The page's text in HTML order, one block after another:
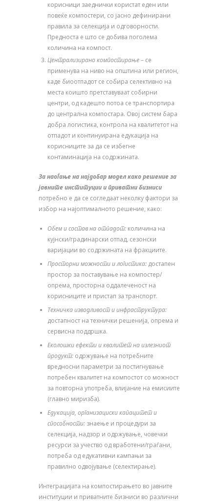
корисници заеднички користат еден или
повеќе компостери, со јасно дефинирани
правила за селекција и одговорности.
Предноста е што се добива поголема
количина на компост.
Централизирано компостирање– се
применува на ниво на општина или регион,
каде биоотпадот се собира селективно на
места коишто претставуваат собирни
центри, од кадешто потоа се транспортира
до централна компостара. Овој систем бара
добра логистика, контрола на квалитетот на
отпадот и континуирана едукација на
корисниците за да се избегне
контаминација на содржината.
За наоѓање на најдобар модел како решение за
јавните институции и приватни бизниси
потребно е да се согледаат неколку фактори за
избор на најоптималното решение, како:
Обем и состав на отпадот: количина на
кујнски/градинарски отпад, сезонски
варијации во содржината на фракциите.
Просторни можности и логистика: достапен
простор за поставување на компостер/
опрема, просторна оддалеченост на
корисниците и пристап за транспорт.
Техничка изводливост и инфраструктура:
достапност на технички решенија, опрема и
сервисна поддршка.
Еколошки ефекти и квалитет на излезниот
продукт: одржување на потребните
вредносни параметри за постигнување
потребен квалитет на компостот со можност
за повторна употреба, влијание на емисиите
(главно миризба).
Едукација, организациски капацитет и
способности: знаење и процедури за
селекција, надзор и одржување, човечки
ресурси за учество од вработени/граѓани,
потреба од едукативни кампањи за
правилно одвојување (селектирање).
Интеграцијата на компостирањето во јавните
институции и приватните бизниси во различни